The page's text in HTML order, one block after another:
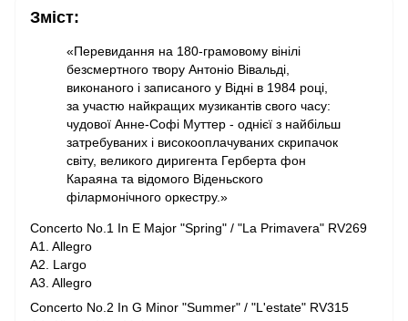
Зміст:
«Перевидання на 180-грамовому вінілі
безсмертного твору Антоніо Вівальді,
виконаного і записаного у Відні в 1984 році,
за участю найкращих музикантів свого часу:
чудової Анне-Софі Муттер - однієї з найбільш
затребуваних і високооплачуваних скрипачок
світу, великого диригента Герберта фон
Караяна та відомого Віденьского
філармонічного оркестру.»
Concerto No.1 In E Major "Spring" / "La Primavera" RV269
A1. Allegro
A2. Largo
A3. Allegro
Concerto No.2 In G Minor "Summer" / "L'estate" RV315